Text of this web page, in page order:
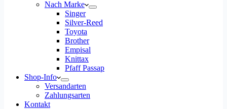
Nach Marke
Singer
Silver-Reed
Toyota
Brother
Empisal
Knittax
Pfaff Passap
Shop-Info
Versandarten
Zahlungsarten
Kontakt